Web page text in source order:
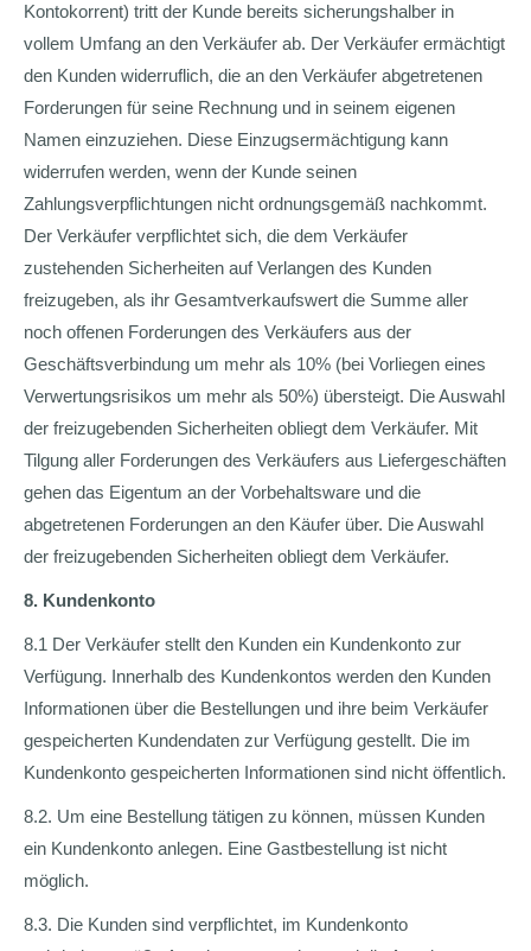
Kontokorrent) tritt der Kunde bereits sicherungshalber in
vollem Umfang an den Verkäufer ab. Der Verkäufer ermächtigt
den Kunden widerruflich, die an den Verkäufer abgetretenen
Forderungen für seine Rechnung und in seinem eigenen
Namen einzuziehen. Diese Einzugsermächtigung kann
widerrufen werden, wenn der Kunde seinen
Zahlungsverpflichtungen nicht ordnungsgemäß nachkommt.
Der Verkäufer verpflichtet sich, die dem Verkäufer
zustehenden Sicherheiten auf Verlangen des Kunden
freizugeben, als ihr Gesamtverkaufswert die Summe aller
noch offenen Forderungen des Verkäufers aus der
Geschäftsverbindung um mehr als 10% (bei Vorliegen eines
Verwertungsrisikos um mehr als 50%) übersteigt. Die Auswahl
der freizugebenden Sicherheiten obliegt dem Verkäufer. Mit
Tilgung aller Forderungen des Verkäufers aus Liefergeschäften
gehen das Eigentum an der Vorbehaltsware und die
abgetretenen Forderungen an den Käufer über. Die Auswahl
der freizugebenden Sicherheiten obliegt dem Verkäufer.
8. Kundenkonto
8.1 Der Verkäufer stellt den Kunden ein Kundenkonto zur
Verfügung. Innerhalb des Kundenkontos werden den Kunden
Informationen über die Bestellungen und ihre beim Verkäufer
gespeicherten Kundendaten zur Verfügung gestellt. Die im
Kundenkonto gespeicherten Informationen sind nicht öffentlich.
8.2. Um eine Bestellung tätigen zu können, müssen Kunden
ein Kundenkonto anlegen. Eine Gastbestellung ist nicht
möglich.
8.3. Die Kunden sind verpflichtet, im Kundenkonto